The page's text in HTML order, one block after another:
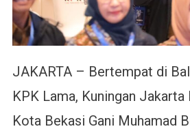
JAKARTA – Bertempat di
KPK Lama, Kuningan Jakarta
Kota Bekasi Gani Muhamad